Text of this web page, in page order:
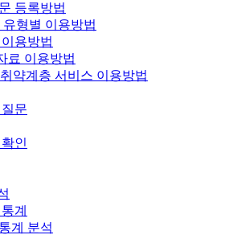
등록방법
유형별 이용방법
용방법
료 이용방법
약계층 서비스 이용방법
문
인
계
계 분석